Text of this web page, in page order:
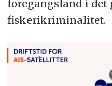
foregangsland i
fiskerikriminalitet.